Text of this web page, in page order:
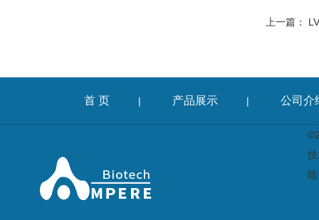
上一篇：
首 页 | 产品展示 | 公司介
陆